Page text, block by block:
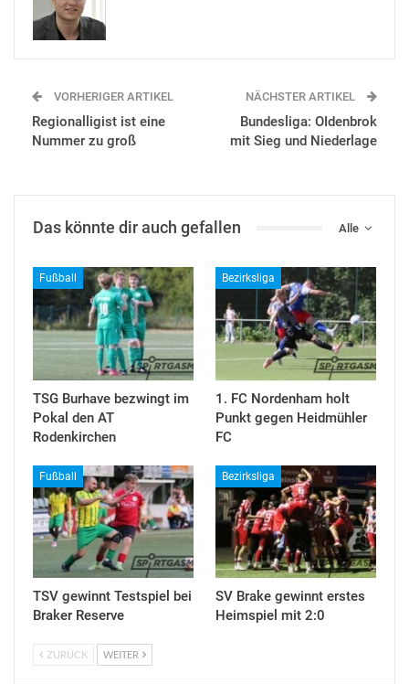
VORHERIGER ARTIKEL
Regionalligist ist eine
Nummer zu groß
NÄCHSTER ARTIKEL
Bundesliga: OIdenbrok
mit Sieg und Niederlage
Alle
Das könnte dir auch gefallen
Fußball
TSG Burhave bezwingt im
Pokal den AT
Rodenkirchen
Bezirksliga
1. FC Nordenham holt
Punkt gegen Heidmühler
FC
Fußball
TSV gewinnt Testspiel bei
Braker Reserve
Bezirksliga
SV Brake gewinnt erstes
Heimspiel mit 2:0
ZURÜCK WEITER